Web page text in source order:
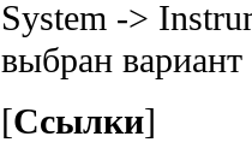
System ->
выбран
[Ссылки]